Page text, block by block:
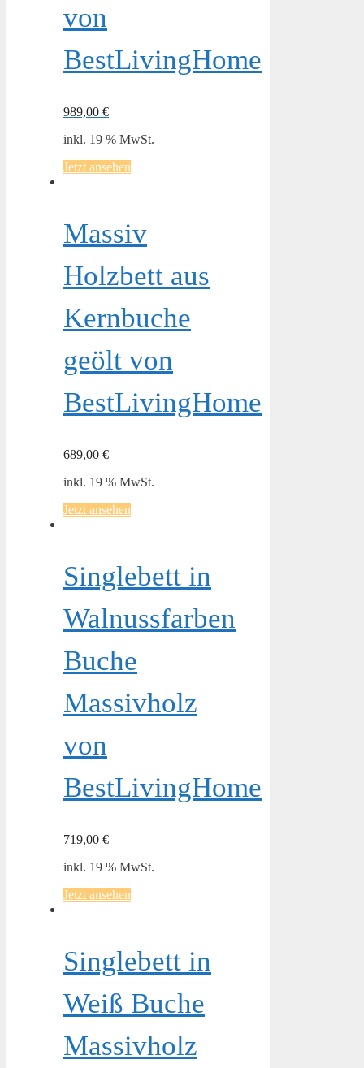
von
BestLivingHome
989,00 €
inkl. 19 % MwSt.
Jetzt ansehen
Massiv
Holzbett aus
Kernbuche
geölt von
BestLivingHome
689,00 €
inkl. 19 % MwSt.
Jetzt ansehen
Singlebett in
Walnussfarben
Buche
Massivholz
von
BestLivingHome
719,00 €
inkl. 19 % MwSt.
Jetzt ansehen
Singlebett in
Weiß Buche
Massivholz